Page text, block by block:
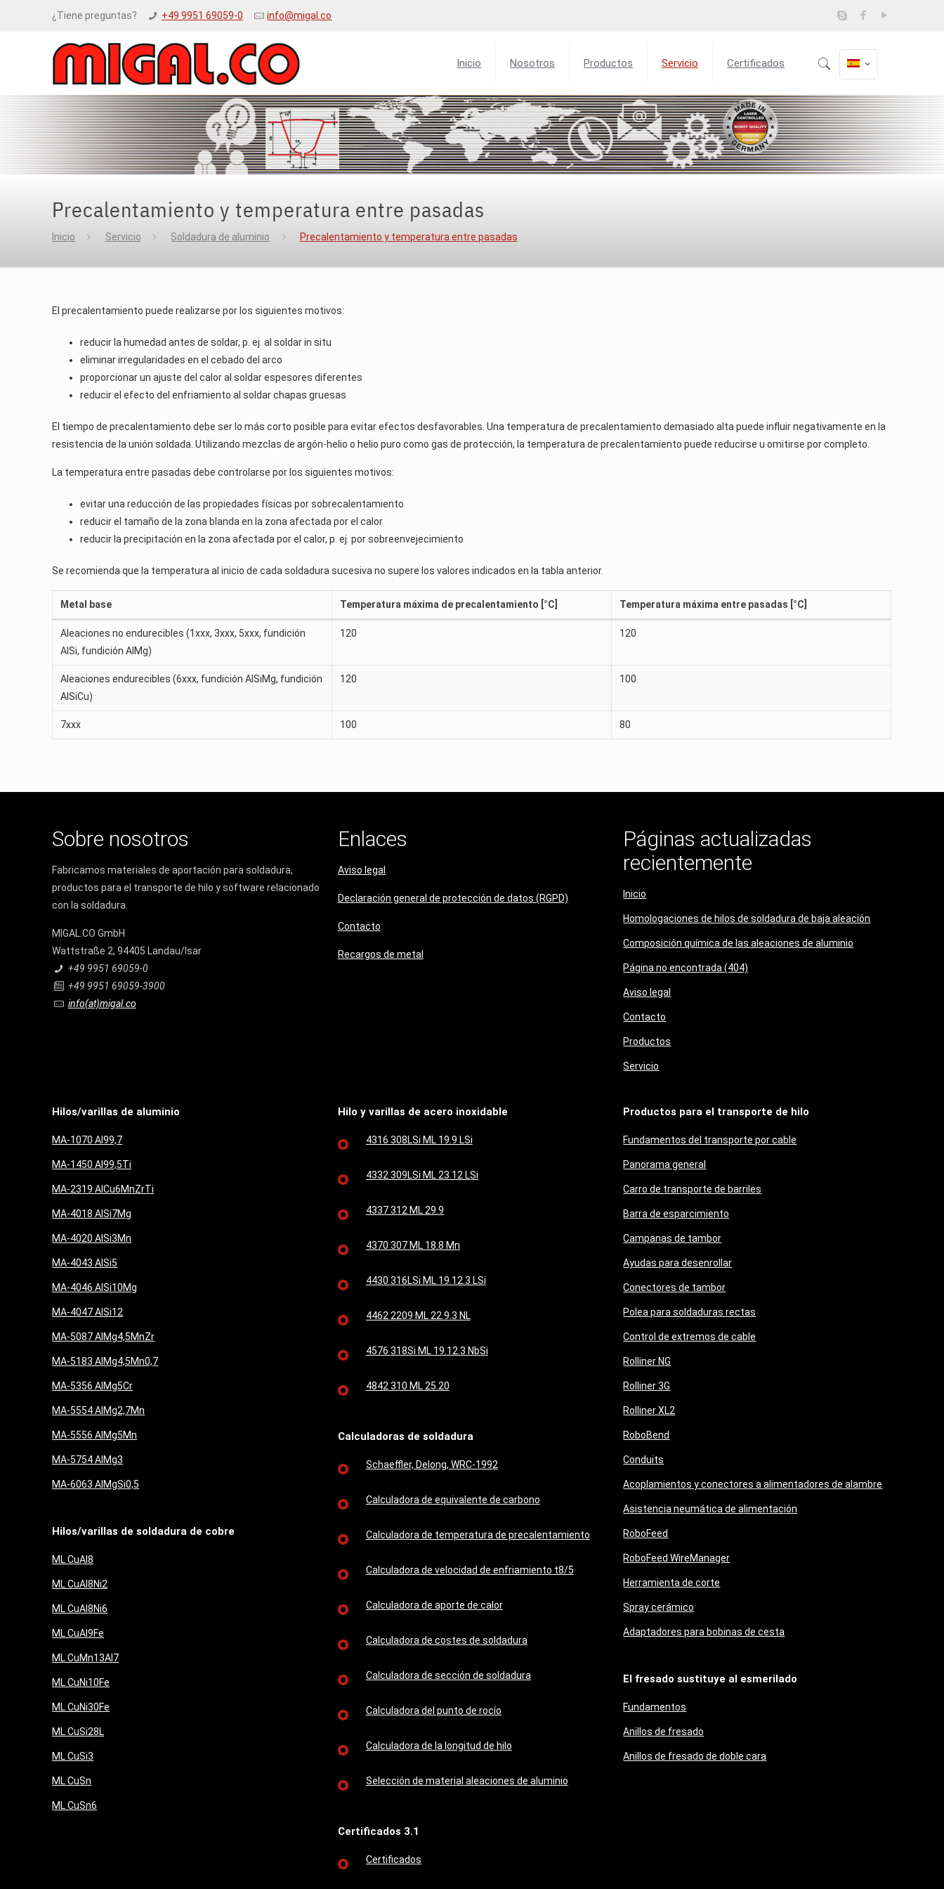
¿Tiene preguntas? +49 9951 69059-0 info@migal.co
Inicio Nosotros Productos Servicio Certificados
Precalentamiento y temperatura entre pasadas
Inicio Servicio Soldadura de aluminio Precalentamiento y temperatura entre pasadas
El precalentamiento puede realizarse por los siguientes motivos:
reducir la humedad antes de soldar, p. ej. al soldar in situ
eliminar irregularidades en el cebado del arco
proporcionar un ajuste del calor al soldar espesores diferentes
reducir el efecto del enfriamiento al soldar chapas gruesas
El tiempo de precalentamiento debe ser lo más corto posible para evitar efectos desfavorables. Una temperatura de precalentamiento demasiado alta puede influir negativamente en la
resistencia de la unión soldada. Utilizando mezclas de argón-helio o helio puro como gas de protección, la temperatura de precalentamiento puede reducirse u omitirse por completo.
La temperatura entre pasadas debe controlarse por los siguientes motivos:
evitar una reducción de las propiedades físicas por sobrecalentamiento
reducir el tamaño de la zona blanda en la zona afectada por el calor
reducir la precipitación en la zona afectada por el calor, p. ej. por sobreenvejecimiento
Se recomienda que la temperatura al inicio de cada soldadura sucesiva no supere los valores indicados en la tabla anterior.
Metal base Temperatura máxima de precalentamiento [°C] Temperatura máxima entre pasadas [°C]
Aleaciones no endurecibles (1xxx, 3xxx, 5xxx, fundición
AlSi, fundición AlMg)
120 120
Aleaciones endurecibles (6xxx, fundición AlSiMg, fundición
AlSiCu)
120 100
7xxx 100 80
Sobre nosotros
Fabricamos materiales de aportación para soldadura,
productos para el transporte de hilo y software relacionado
con la soldadura.
MIGAL.CO GmbH
Wattstraße 2, 94405 Landau/Isar
+49 9951 69059-0
+49 9951 69059-3900
info(at)migal.co
Enlaces
Aviso legal
Declaración general de protección de datos (RGPD)
Contacto
Recargos de metal
Páginas actualizadas
recientemente
Inicio
Homologaciones de hilos de soldadura de baja aleación
Composición química de las aleaciones de aluminio
Página no encontrada (404)
Aviso legal
Contacto
Productos
Servicio
Hilos/varillas de aluminio
MA-1070 Al99,7
MA-1450 Al99,5Ti
MA-2319 AlCu6MnZrTi
MA-4018 AlSi7Mg
MA-4020 AlSi3Mn
MA-4043 AlSi5
MA-4046 AlSi10Mg
MA-4047 AlSi12
MA-5087 AlMg4,5MnZr
MA-5183 AlMg4,5Mn0,7
MA-5356 AlMg5Cr
MA-5554 AlMg2,7Mn
MA-5556 AlMg5Mn
MA-5754 AlMg3
MA-6063 AlMgSi0,5
Hilos/varillas de soldadura de cobre
ML CuAl8
ML CuAl8Ni2
ML CuAl8Ni6
ML CuAl9Fe
ML CuMn13Al7
ML CuNi10Fe
ML CuNi30Fe
ML CuSi28L
ML CuSi3
ML CuSn
ML CuSn6
Hilo y varillas de acero inoxidable
4316 308LSi ML 19.9 LSi
4332 309LSi ML 23.12 LSi
4337 312 ML 29.9
4370 307 ML 18.8 Mn
4430 316LSi ML 19.12.3 LSi
4462 2209 ML 22.9.3 NL
4576 318Si ML 19.12.3 NbSi
4842 310 ML 25.20
Calculadoras de soldadura
Schaeffler, Delong, WRC-1992
Calculadora de equivalente de carbono
Calculadora de temperatura de precalentamiento
Calculadora de velocidad de enfriamiento t8/5
Calculadora de aporte de calor
Calculadora de costes de soldadura
Calculadora de sección de soldadura
Calculadora del punto de rocío
Calculadora de la longitud de hilo
Selección de material aleaciones de aluminio
Certificados 3.1
Certificados
Productos para el transporte de hilo
Fundamentos del transporte por cable
Panorama general
Carro de transporte de barriles
Barra de esparcimiento
Campanas de tambor
Ayudas para desenrollar
Conectores de tambor
Polea para soldaduras rectas
Control de extremos de cable
Rolliner NG
Rolliner 3G
Rolliner XL2
RoboBend
Conduits
Acoplamientos y conectores a alimentadores de alambre
Asistencia neumática de alimentación
RoboFeed
RoboFeed WireManager
Herramienta de corte
Spray cerámico
Adaptadores para bobinas de cesta
El fresado sustituye al esmerilado
Fundamentos
Anillos de fresado
Anillos de fresado de doble cara